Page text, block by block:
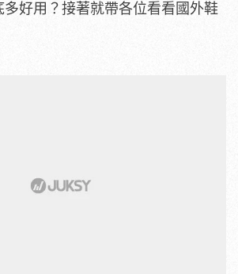
多好用？接著就帶各位看看國外鞋